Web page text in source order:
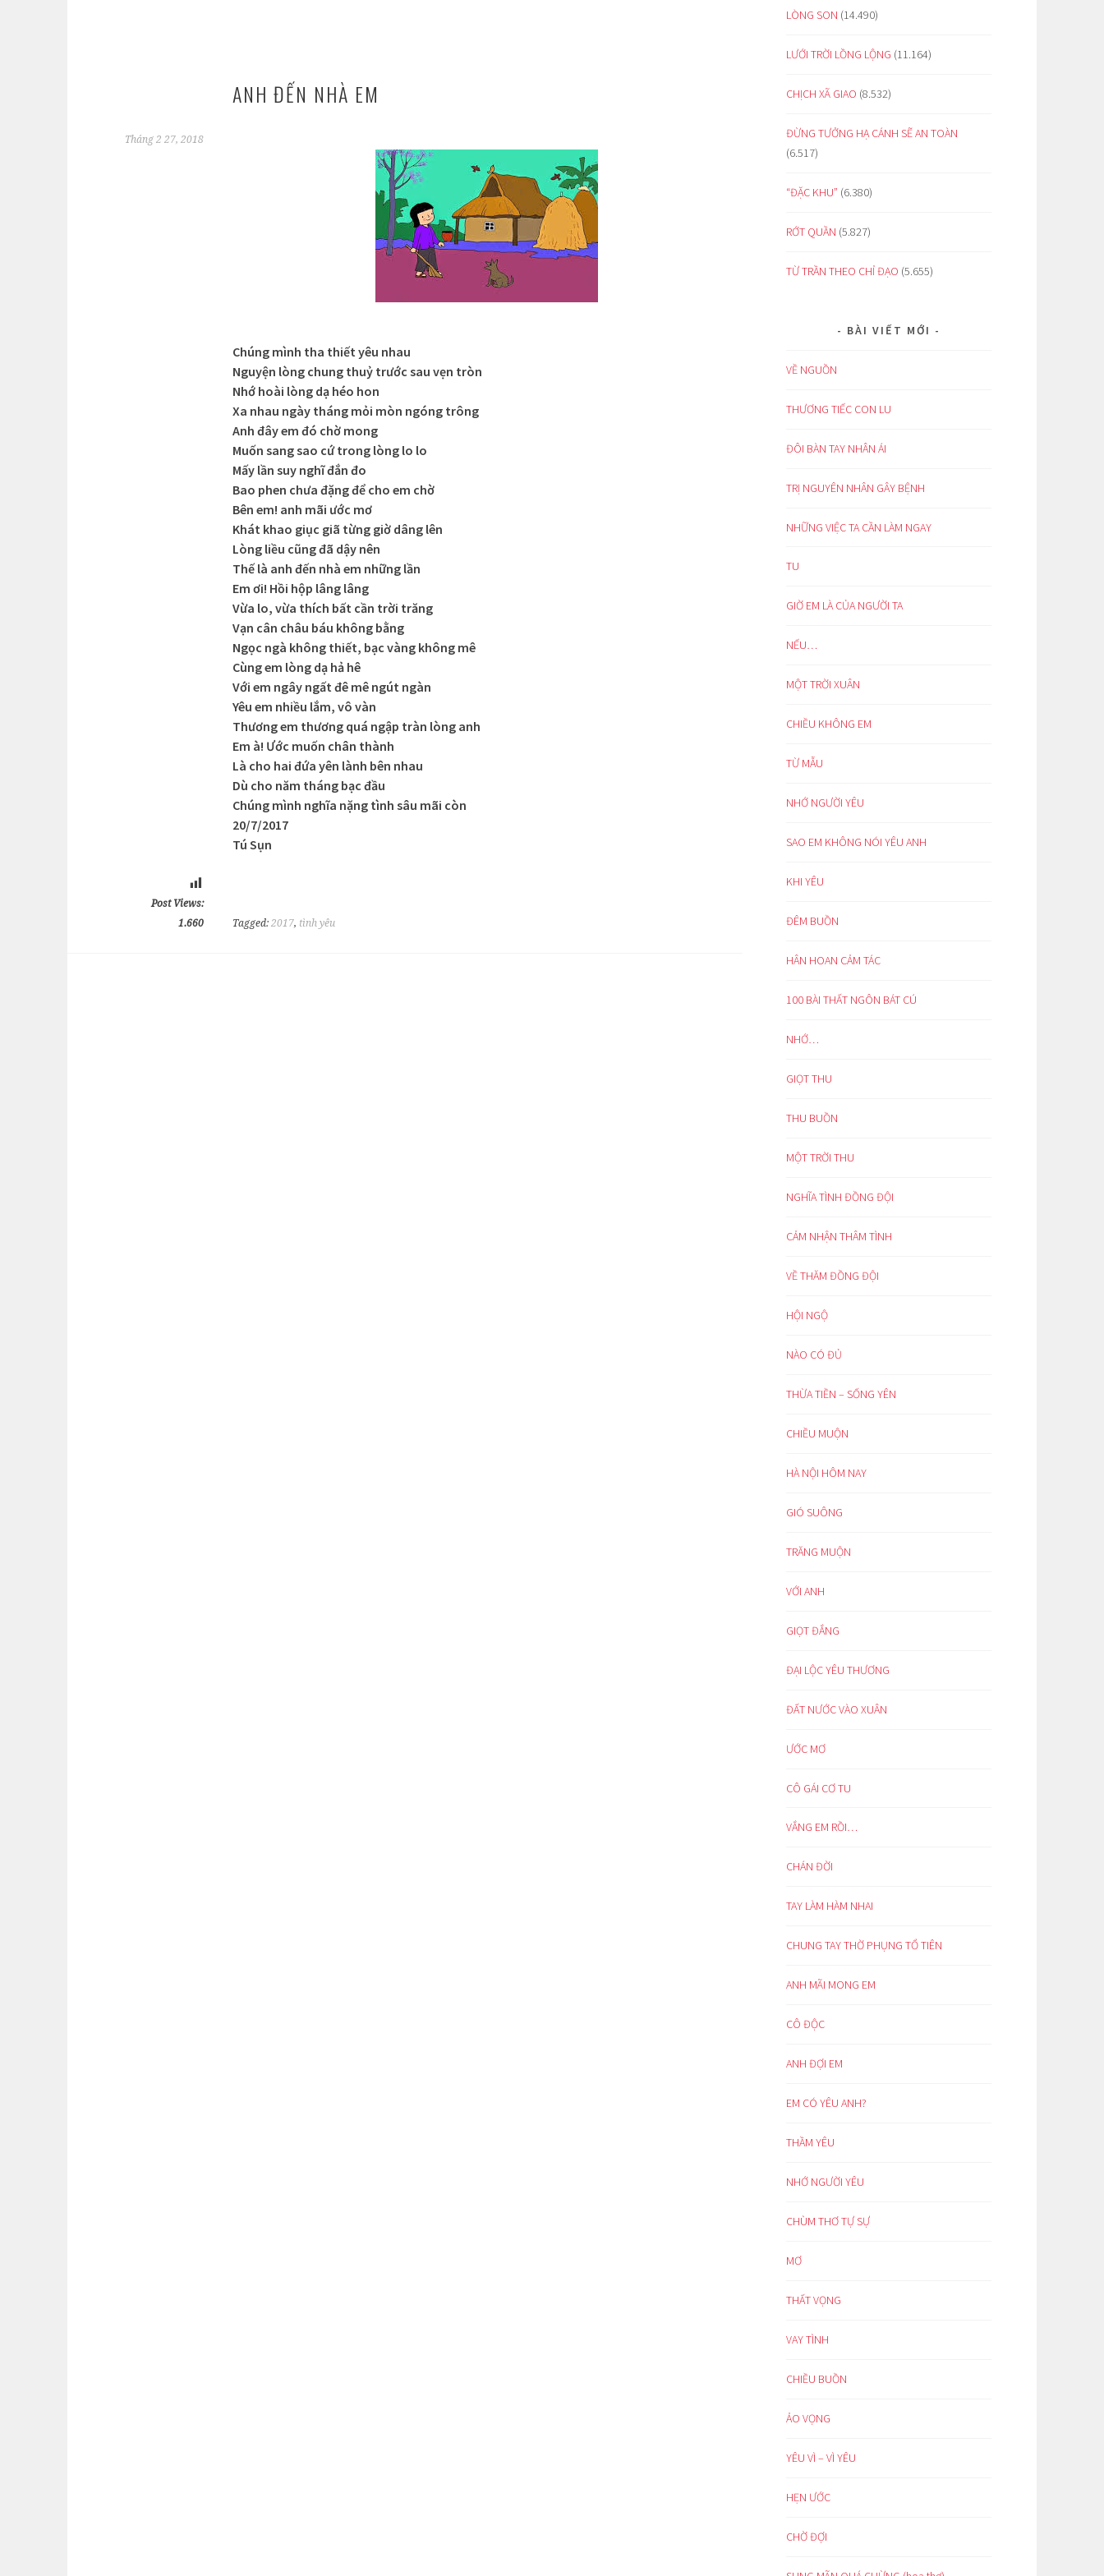
ANH ĐẾN NHÀ EM
Tháng 2 27, 2018
Chúng mình tha thiết yêu nhau
Nguyện lòng chung thuỷ trước sau vẹn tròn
Nhớ hoài lòng dạ héo hon
Xa nhau ngày tháng mỏi mòn ngóng trông
Anh đây em đó chờ mong
Muốn sang sao cứ trong lòng lo lo
Mấy lần suy nghĩ đắn đo
Bao phen chưa đặng để cho em chờ
Bên em! anh mãi ước mơ
Khát khao giục giã từng giờ dâng lên
Lòng liều cũng đã dậy nên
Thế là anh đến nhà em những lần
Em ơi! Hồi hộp lâng lâng
Vừa lo, vừa thích bất cần trời trăng
Vạn cân châu báu không bằng
Ngọc ngà không thiết, bạc vàng không mê
Cùng em lòng dạ hả hê
Với em ngây ngất đê mê ngút ngàn
Yêu em nhiều lắm, vô vàn
Thương em thương quá ngập tràn lòng anh
Em à! Ước muốn chân thành
Là cho hai đứa yên lành bên nhau
Dù cho năm tháng bạc đầu
Chúng mình nghĩa nặng tình sâu mãi còn
20/7/2017
Tú Sụn
Post Views:
1.660
Tagged: 2017, tình yêu
LÒNG SON (14.490)
LƯỚI TRỜI LỒNG LỘNG (11.164)
CHỊCH XÃ GIAO (8.532)
ĐỪNG TƯỞNG HẠ CÁNH SẼ AN TOÀN
(6.517)
“ĐẶC KHU” (6.380)
RỚT QUẦN (5.827)
TỪ TRẦN THEO CHỈ ĐẠO (5.655)
BÀI VIẾT MỚI
VỀ NGUỒN
THƯƠNG TIẾC CON LU
ĐÔI BÀN TAY NHÂN ÁI
TRỊ NGUYÊN NHÂN GÂY BỆNH
NHỮNG VIỆC TA CẦN LÀM NGAY
TU
GIỜ EM LÀ CỦA NGƯỜI TA
NẾU…
MỘT TRỜI XUÂN
CHIỀU KHÔNG EM
TỪ MẪU
NHỚ NGƯỜI YÊU
SAO EM KHÔNG NÓI YÊU ANH
KHI YÊU
ĐÊM BUỒN
HÂN HOAN CẢM TÁC
100 BÀI THẤT NGÔN BÁT CÚ
NHỚ…
GIỌT THU
THU BUỒN
MỘT TRỜI THU
NGHĨA TÌNH ĐỒNG ĐỘI
CẢM NHẬN THÂM TÌNH
VỀ THĂM ĐỒNG ĐỘI
HỘI NGỘ
NÀO CÓ ĐỦ
THỪA TIỀN – SỐNG YÊN
CHIỀU MUỘN
HÀ NỘI HÔM NAY
GIÓ SUÔNG
TRĂNG MUỘN
VỚI ANH
GIỌT ĐẮNG
ĐẠI LỘC YÊU THƯƠNG
ĐẤT NƯỚC VÀO XUÂN
ƯỚC MƠ
CÔ GÁI CƠ TU
VẮNG EM RỒI…
CHÁN ĐỜI
TAY LÀM HÀM NHAI
CHUNG TAY THỜ PHỤNG TỔ TIÊN
ANH MÃI MONG EM
CÔ ĐỘC
ANH ĐỢI EM
EM CÓ YÊU ANH?
THẦM YÊU
NHỚ NGƯỜI YÊU
CHÙM THƠ TỰ SỰ
MƠ
THẤT VỌNG
VAY TÌNH
CHIỀU BUỒN
ẢO VỌNG
YÊU VÌ – VÌ YÊU
HẸN ƯỚC
CHỜ ĐỢI